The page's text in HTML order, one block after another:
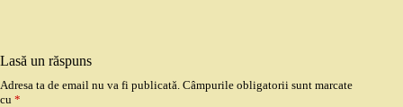
Lasă un răspuns
Adresa ta de email nu va fi publicată. Câmpurile obligatorii sunt marcate
cu *